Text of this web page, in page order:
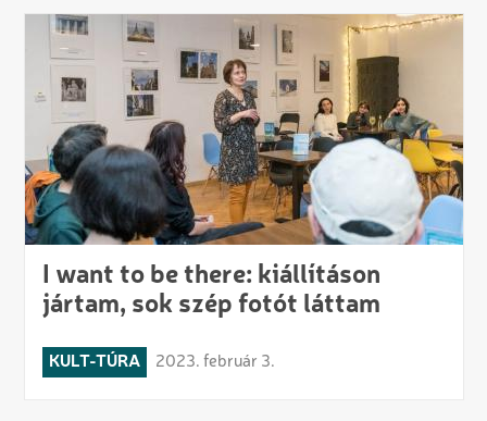
I want to be there: kiállításon
jártam, sok szép fotót láttam
KULT-TÚRA 2023. február 3.